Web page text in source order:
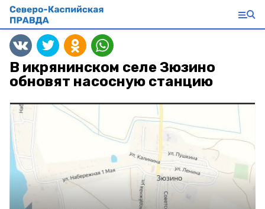
В икрянинском селе Зюзино
обновят насосную станцию